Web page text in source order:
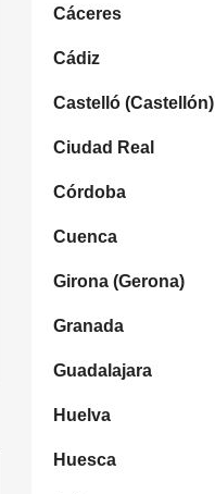
Cáceres
Cádiz
Castelló (Castellón)
Ciudad Real
Córdoba
Cuenca
Girona (Gerona)
Granada
Guadalajara
Huelva
Huesca